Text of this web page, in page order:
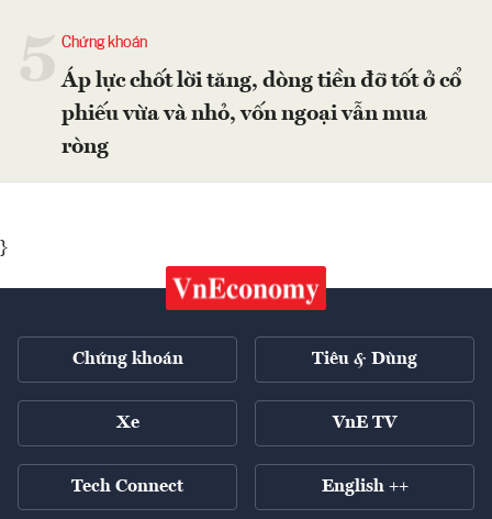
Chứng khoán
Áp lực chốt lời tăng, dòng tiền đỡ tốt ở cổ
phiếu vừa và nhỏ, vốn ngoại vẫn mua
ròng
}
Chứng khoán Tiêu & Dùng
Xe VnE TV
Tech Connect English ++